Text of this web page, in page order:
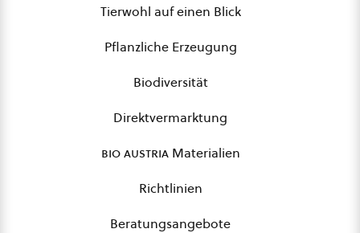
Tierwohl auf einen Blick
Pflanzliche Erzeugung
Biodiversität
Direktvermarktung
bio austriaMaterialien
Richtlinien
Beratungsangebote